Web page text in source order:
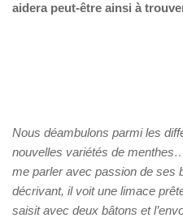
aidera peut-être ainsi à
Nous déambulons parmi les
nouvelles variétés de
me parler avec passion de ses
décrivant, il voit une limace
saisit avec deux bâtons et